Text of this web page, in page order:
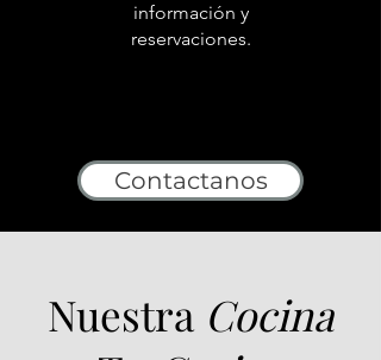
información y
reservaciones.
Contactanos
Nuestra Cocina